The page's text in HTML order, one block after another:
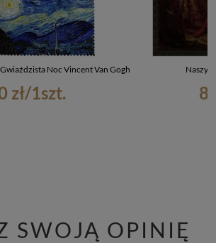
Noc Vincent Van Gogh
zł/1szt.
SWOJĄ OPINIĘ